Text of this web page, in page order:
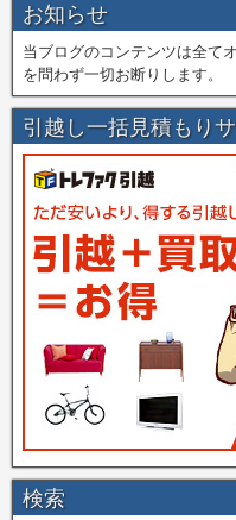
お知らせ
当ブログのコンテンツは全て
を問わず一切お断りします。
引越し一括見積もり
検索